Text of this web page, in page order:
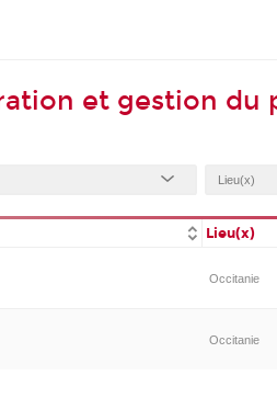
et gestion du
Lieu(x)
Occitanie
Occitanie